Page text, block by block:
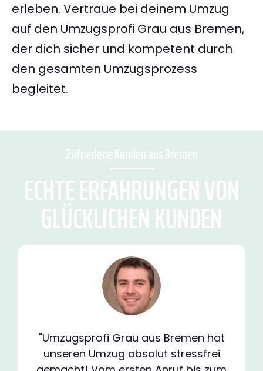
erleben. Vertraue bei deinem Umzug
auf den Umzugsprofi Grau aus Bremen,
der dich sicher und kompetent durch
den gesamten Umzugsprozess
begleitet.
Zufriedene Kunden aus Bremen
ECHTE ERFAHRUNGEN VON
GLÜCKLICHEN KUNDEN
"Umzugsprofi Grau aus Bremen hat
unseren Umzug absolut stressfrei